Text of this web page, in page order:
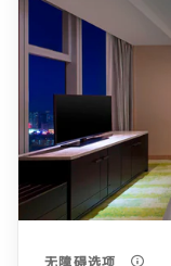
无障碍选项